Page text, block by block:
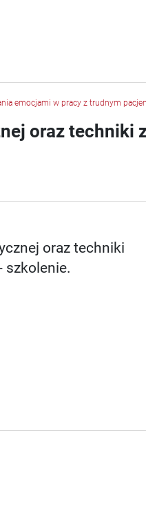
emocjami w pracy z trudnym
oraz techniki
oraz techniki
szkolenie.